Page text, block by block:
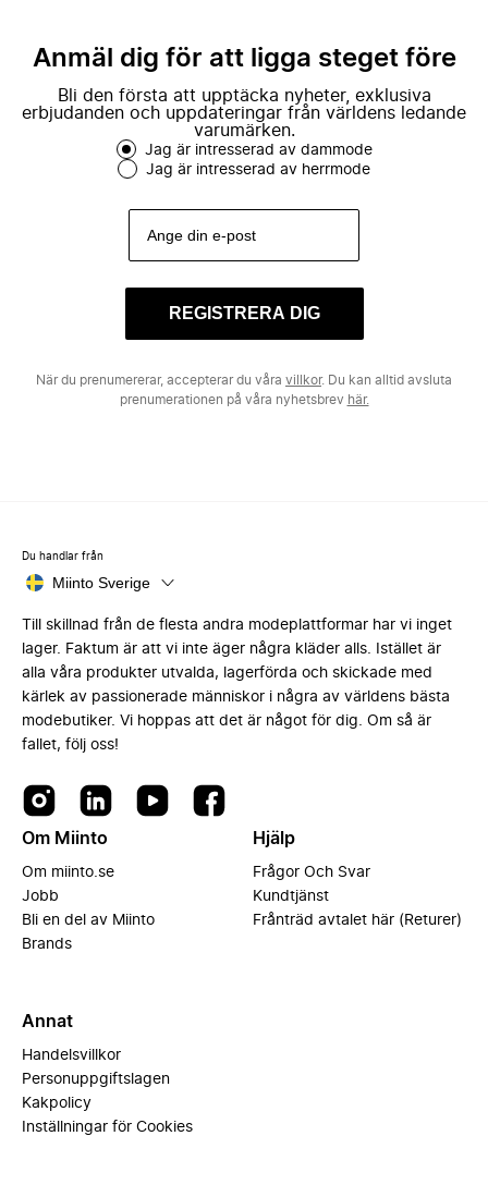
Anmäl dig för att ligga steget före
Bli den första att upptäcka nyheter, exklusiva
erbjudanden och uppdateringar från världens ledande
varumärken.
Jag är intresserad av dammode
Jag är intresserad av herrmode
REGISTRERA DIG
När du prenumererar, accepterar du våra villkor. Du kan alltid avsluta
prenumerationen på våra nyhetsbrev här.
Du handlar från
Miinto Sverige
Till skillnad från de flesta andra modeplattformar har vi inget
lager. Faktum är att vi inte äger några kläder alls. Istället är
alla våra produkter utvalda, lagerförda och skickade med
kärlek av passionerade människor i några av världens bästa
modebutiker. Vi hoppas att det är något för dig. Om så är
fallet, följ oss!
Om Miinto
Om miinto.se
Jobb
Bli en del av Miinto
Brands
Hjälp
Frågor Och Svar
Kundtjänst
Frånträd avtalet här (Returer)
Annat
Handelsvillkor
Personuppgiftslagen
Kakpolicy
Inställningar för Cookies